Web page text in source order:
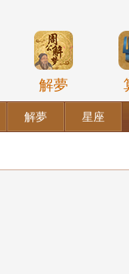
解夢
解夢 星座